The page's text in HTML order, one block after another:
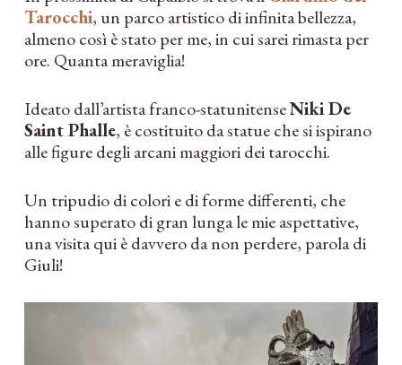
Tarocchi, un parco artistico di infinita bellezza,
almeno così è stato per me, in cui sarei rimasta per
ore. Quanta meraviglia!
Ideato dall’artista franco-statunitenseNiki De
Saint Phalle, è costituito da statue che si ispirano
alle figure degli arcani maggiori dei tarocchi.
Un tripudio di colori e di forme differenti, che
hanno superato di gran lunga le mie aspettative,
una visita qui è davvero da non perdere, parola di
Giuli!